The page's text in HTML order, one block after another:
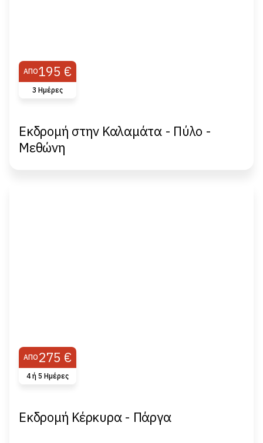
ΑΠΌ195 €
3 Ημέρες
Εκδρομή στην Καλαμάτα - Πύλο -
Μεθώνη
ΑΠΌ 275 €
4 ή 5 Hμέρες
Εκδρομή Κέρκυρα - Πάργα